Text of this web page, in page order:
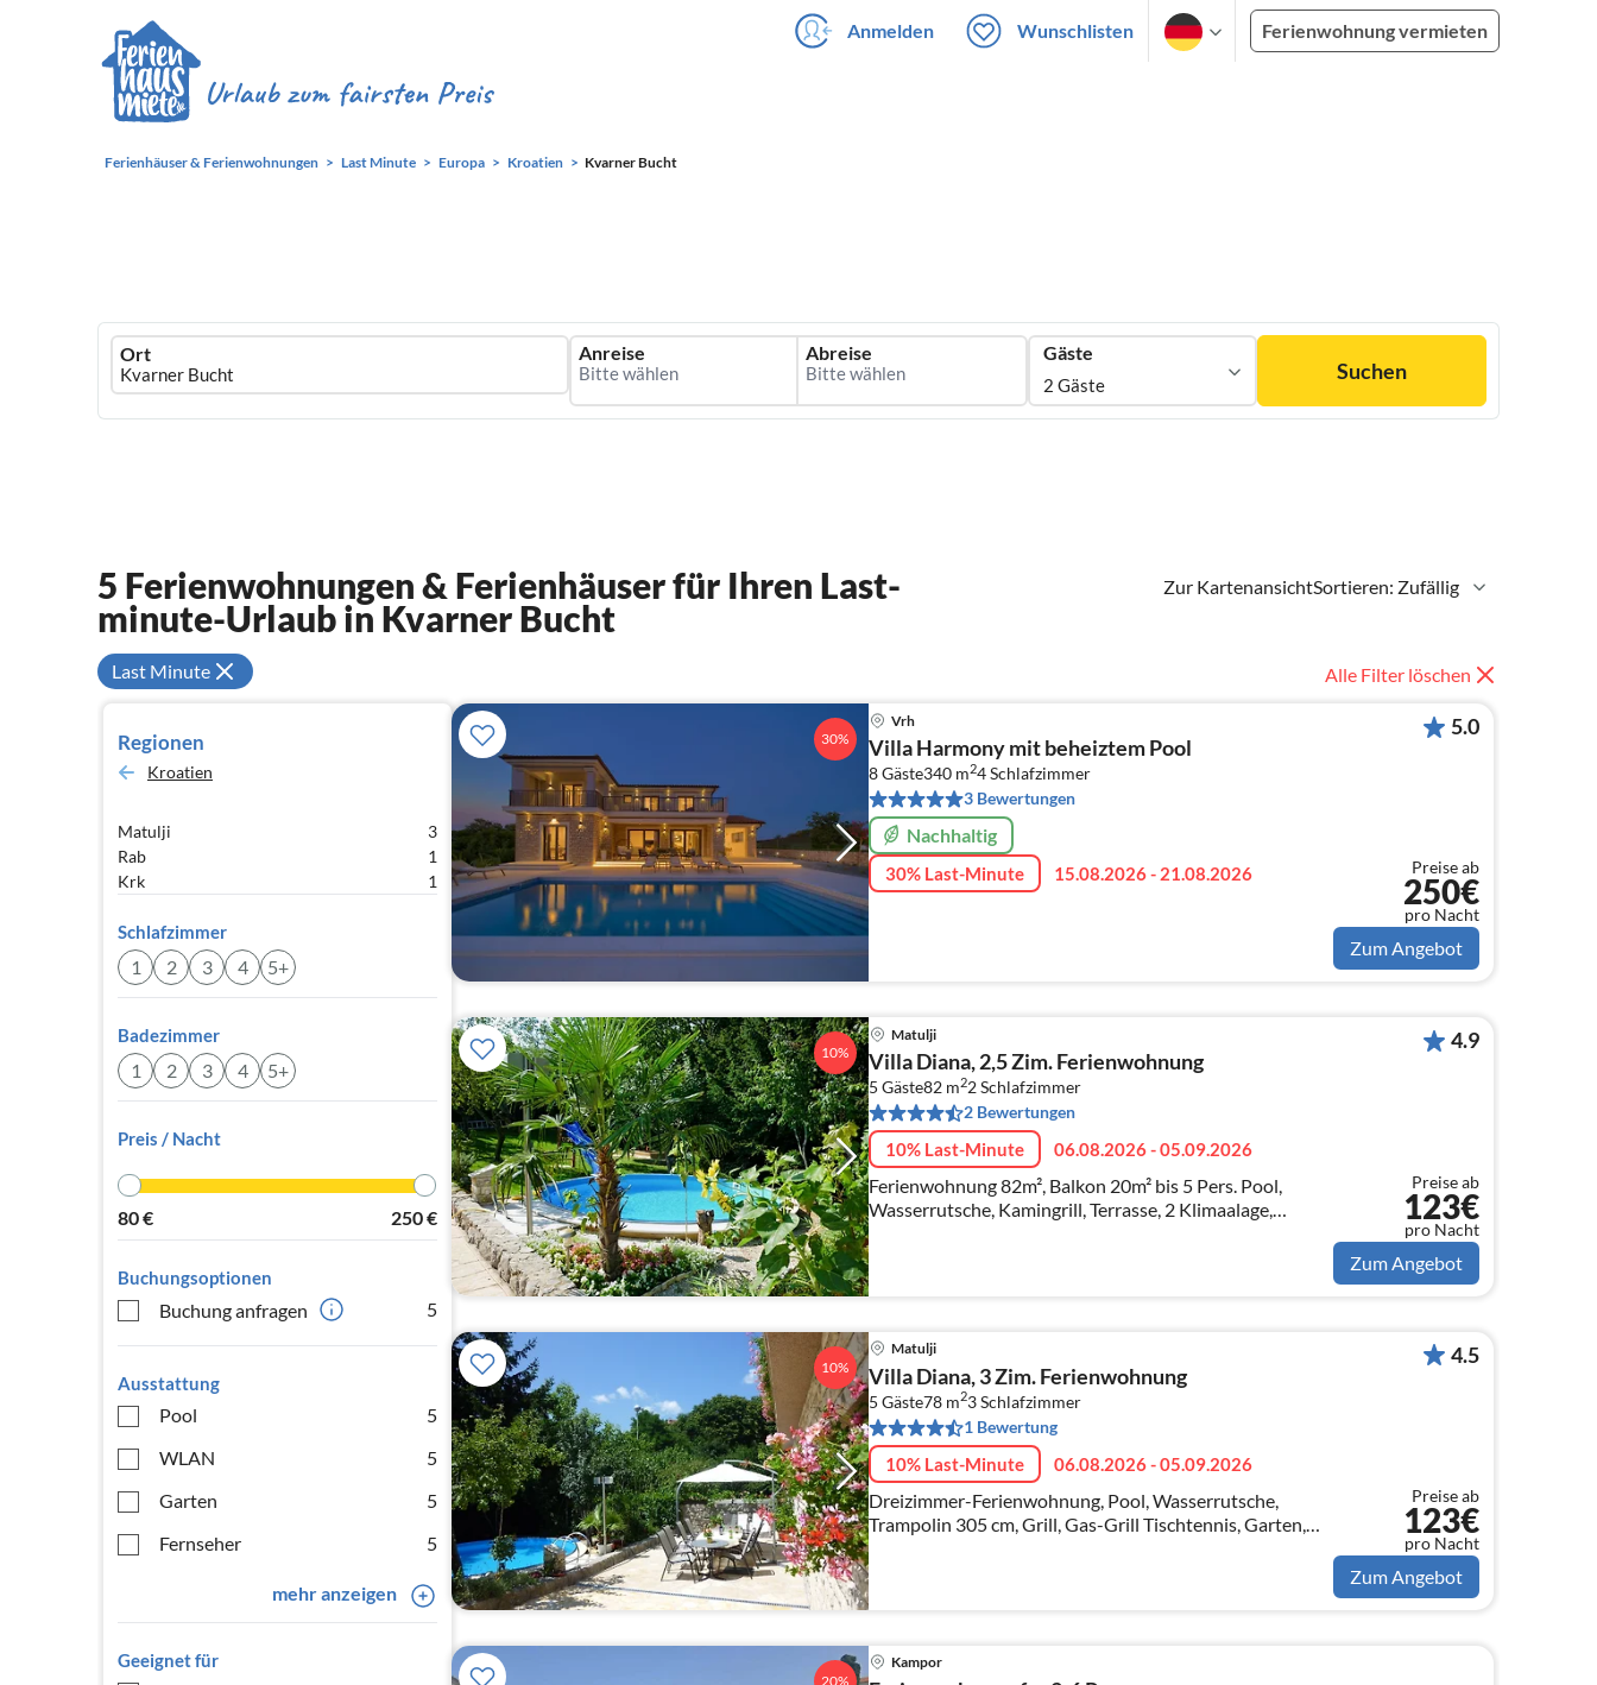
Anmelden Wunschlisten Ferienwohnung vermieten
Ferienhäuser & Ferienwohnungen Last Minute Europa Kroatien Kvarner Bucht
Ferienhausmiete
logo
Ort Anreise Abreise Gäste
2 Gäste
Suchen
Zur KartenansichtSortieren: Zufällig
5 Ferienwohnungen & Ferienhäuser für Ihren Last-
minute-Urlaub in Kvarner Bucht
Last Minute Alle Filter löschen
Regionen
Kroatien
Matulji
3
Rab
1
Krk
1
Schlafzimmer
1 2 3 4 5+
Badezimmer
1 2 3 4 5+
Preis / Nacht
80€ 250€
Buchungsoptionen
Buchung anfragen 5
Ausstattung
Pool
5
WLAN
5
Garten
5
Fernseher
5
mehr anzeigen
Geeignet für
30%
Vrh
Villa Harmony mit beheiztem Pool
8 Gäste340 m24Schlafzimmer
3 Bewertungen
Nachhaltig
30% Last-Minute 15.08.2026 - 21.08.2026
5.0
Preise ab
250€
pro Nacht
Zum Angebot
10%
Matulji
Villa Diana, 2,5 Zim. Ferienwohnung
5 Gäste82 m22Schlafzimmer
2 Bewertungen
10% Last-Minute 06.08.2026 - 05.09.2026
Ferienwohnung 82m², Balkon 20m² bis 5 Pers. Pool,
Wasserrutsche, Kamingrill, Terrasse, 2 Klimaalage,
Krafttrenings Raum,Trapolin 305 cm. free W-LAN,
gelegen in der schönen Kvarner
4.9
Preise ab
123€
pro Nacht
Zum Angebot
10%
Matulji
Villa Diana, 3 Zim. Ferienwohnung
5 Gäste78 m23Schlafzimmer
1 Bewertung
10% Last-Minute 06.08.2026 - 05.09.2026
Dreizimmer-Ferienwohnung, Pool, Wasserrutsche,
Trampolin 305 cm, Grill, Gas-Grill Tischtennis, Garten,
Parkplatz, free W-LAN, Terrasse, Gelegen in der schönen
Kvarner Bucht Opatija
4.5
Preise ab
123€
pro Nacht
Zum Angebot
20%
Kampor